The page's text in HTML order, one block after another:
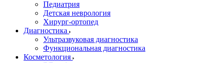
Педиатрия
Детская неврология
Хирург-ортопед
Диагностика
Ультразвуковая диагностика
Функциональная диагностика
Косметология